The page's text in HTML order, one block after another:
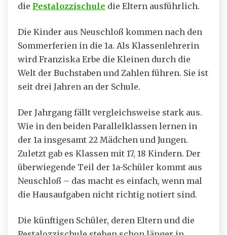
die Pestalozzischule die Eltern ausführlich.
Die Kinder aus Neuschloß kommen nach den
Sommerferien in die 1a. Als Klassenlehrerin
wird Franziska Erbe die Kleinen durch die
Welt der Buchstaben und Zahlen führen. Sie ist
seit drei Jahren an der Schule.
Der Jahrgang fällt vergleichsweise stark aus.
Wie in den beiden Parallelklassen lernen in
der 1a insgesamt 22 Mädchen und Jungen.
Zuletzt gab es Klassen mit 17, 18 Kindern. Der
überwiegende Teil der 1a-Schüler kommt aus
Neuschloß – das macht es einfach, wenn mal
die Hausaufgaben nicht richtig notiert sind.
Die künftigen Schüler, deren Eltern und die